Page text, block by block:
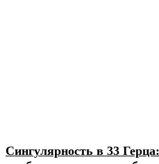
Сингулярность в 33